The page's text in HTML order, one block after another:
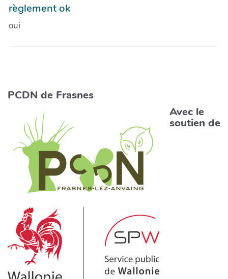
règlement ok
oui
PCDN de Frasnes
Avec le
soutien de